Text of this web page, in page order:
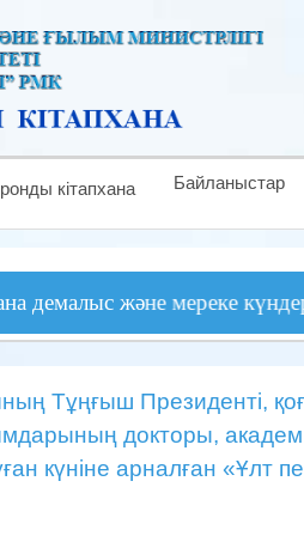
кітапхана Байланыстар
және мереке күндерінен
Тұңғыш Президенті,
докторы,
күніне арналған «Ұлт